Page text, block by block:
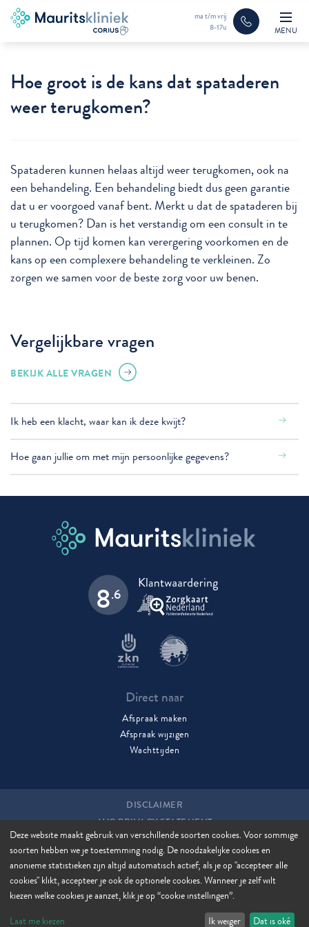
ma t/m vrij
8-17u
MENU
Hoe groot is de kans dat spataderen
weer terugkomen?
Spataderen kunnen helaas altijd weer terugkomen, ook na
een behandeling. Een behandeling biedt dus geen garantie
dat u er voorgoed vanaf bent. Merkt u dat de spataderen bij
u terugkomen? Dan is het verstandig om een consult in te
plannen. Op tijd komen kan verergering voorkomen en de
kans op een complexere behandeling te verkleinen. Zo
zorgen we samen voor de beste zorg voor uw benen.
Vergelijkbare vragen
BEKIJK ALLE VRAGEN
Ik heb een klacht, waar kan ik deze kwijt?
Hoe gaan jullie om met mijn persoonlijke gegevens?
8.6
Direct naar
Afspraak maken
Afspraak wijzigen
Wachttijden
DISCLAIMER
AVG PRIVACY STATEMENT
COOKIES
COOKIE MANAGER
SITEMAP
Deze website maakt gebruik van verschillende soorten cookies. Voor sommige
soorten hebben we je toestemming nodig. De noodzakelijke cookies en
anonieme statistieken zijn altijd automatisch actief; als je op "accepteer alle
cookies" klikt, accepteer je ook de optionele cookies. Wanneer je zelf wilt
kiezen welke cookies je aanzet, klik je op “cookie instellingen”.
Laat me kiezen
Ik weiger Dat is oké